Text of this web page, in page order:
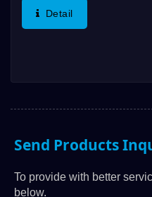
Berulir Dan Tahan Air
Itu, Sakelar Ini Memiliki...
Detail